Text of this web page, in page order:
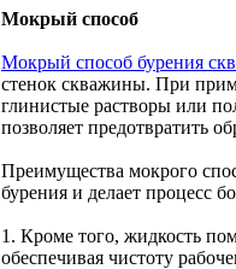
Мокрый способ
Мокрый способ бурения
стенок скважины. При
глинистые растворы или
позволяет предотвратить
Преимущества мокрого
бурения и делает процесс
1. Кроме того, жидкость
обеспечивая чистоту